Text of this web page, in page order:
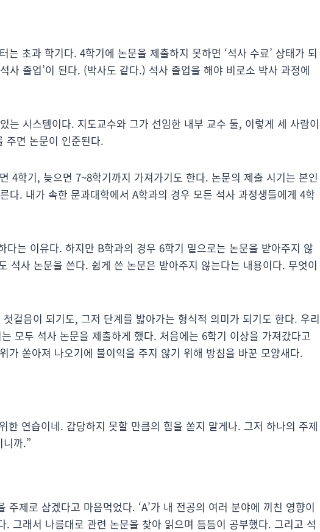
는 초과 학기다. 4학기에 논문을 제출하지 못하면 ‘석사 수료’ 상태가 되
사 졸업’이 된다. (박사도 같다.) 석사 졸업을 해야 비로소 박사 과정에
는 시스템이다. 지도교수와 그가 선임한 내부 교수 둘, 이렇게 세 사람이
주면 논문이 인준된다.
4학기, 늦으면 7~8학기까지 가져가기도 한다. 논문의 제출 시기는 본인
다. 내가 속한 문과대학에서 A학과의 경우 모든 석사 과정생들에게 4학
다는 이유다. 하지만 B학과의 경우 6학기 밑으로는 논문을 받아주지 않
석사 논문을 쓴다. 쉽게 쓴 논문은 받아주지 않는다는 내용이다. 무엇이
걸음이 되기도, 그저 단계를 밟아가는 형식적 의미가 되기도 한다. 우리
모두 석사 논문을 제출하게 했다. 처음에는 6학기 이상을 가져갔다고
가 쏟아져 나오기에 불이익을 주지 않기 위해 방침을 바꾼 모양새다.
한 연습이네. 감당하지 못할 만큼의 힘을 쏟지 말게나. 그저 하나의 주제
까.”
주제로 삼겠다고 마음먹었다. ‘A’가 내 전공의 여러 분야에 끼친 영향이
그래서 나름대로 관련 논문을 찾아 읽으며 틈틈이 공부했다. 그리고 석